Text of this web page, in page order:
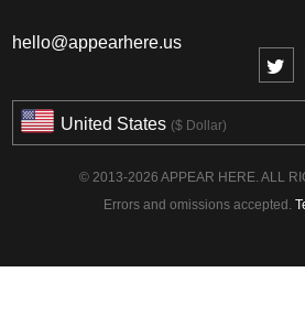
hello@appearhere.us
United States ($ Dollar)
© 2013-2026 APPEAR HERE. ALL
Errors and omissions accepted.